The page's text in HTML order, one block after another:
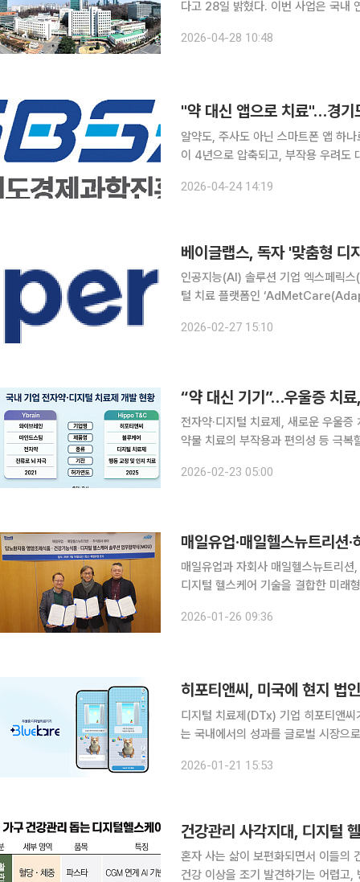
다고 28일 밝혔다. 이번 사업은 국내 연구중심병원이 기초·중개연구를 넘어 임상 전환과 기술사업
융합·협력 연구부장(로봇수술센터장
2026-04-28 10:48
"약 대신 앱으로 치료"…경기
알약도, 주사도 아닌 스마트폰 앱 하
이 4년으로 압축되고, 부작용 우려도
(경과원)은 24일 '디지털치료제(DTx)
2026-04-24 14:19
인공지능(AI) 솔루션 기업 엑스페릭
털 치료 플랫폼인
식단, 운동, 약물 복용을 최적화해
2026-02-27 15:10
“약 대신 기기”…우울증 치
전자약·디지털 치료제, 새로운 우울증
약물 치료의 부작용과 편의성 등 극복할 치료법 우울증 치료 패러다임이 빠르
반 치료가 가능하고 약물 부작용 부담
2026-02-23 05:00
매일유업‧매일헬스뉴트리션
매일유업과 자회사 매일헬스뉴트리
디지털 헬스케어 기술을 결합한 미래
역량에 하이의 인공지능(AI) 및 데이
2026-01-26 09:36
히포티앤씨, 미국에 현지 법
디지털 치료제(DTx) 기업 히포티앤씨가
는 국내에서의 성과를 글로벌 시장으
증 디지털 치료제 '블루케어'를 개발해
2026-01-21 15:53
건강관리 사각지대, 디지털
혼자 사는 삶이 보편화되면서 이들의
건강 이상을 조기 발견하기는 어렵고